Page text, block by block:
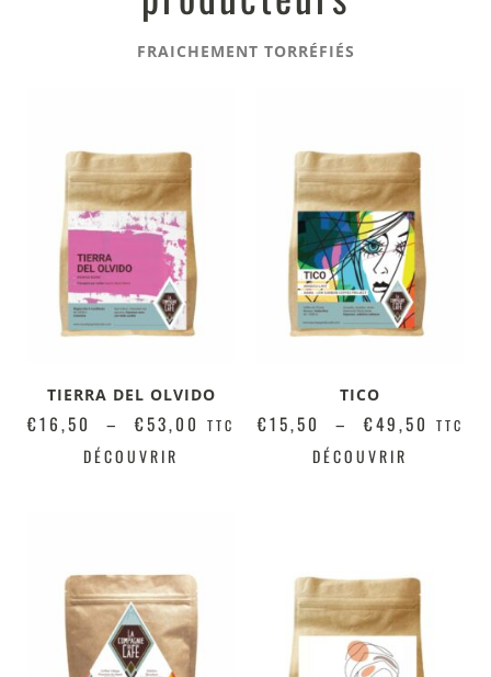
FRAICHEMENT TORRÉFIÉS
TIERRA DEL OLVIDO
€16,50 – €53,00 TTC
DÉCOUVRIR
TICO
€15,50 – €49,50 TTC
DÉCOUVRIR